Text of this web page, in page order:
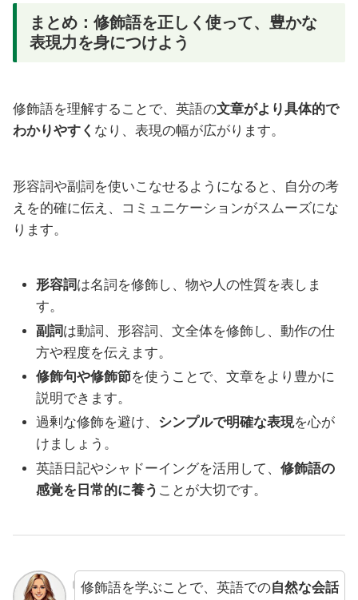
まとめ：修飾語を正しく使って、豊かな
表現力を身につけよう
修飾語を理解することで、英語の文章がより具体的で
わかりやすく なり、表現の幅が広がります。
形容詞や副詞を使いこなせるようになると、自分の考
えを的確に伝え、コミュニケーションがスムーズにな
ります。
形容詞は名詞を修飾し、物や人の性質を表しま
す。
副詞は動詞、形容詞、文全体を修飾し、動作の仕
方や程度を伝えます。
修飾句や修飾節を使うことで、文章をより豊かに
説明できます。
過剰な修飾を避け、 シンプルで明確な表現を心が
けましょう。
英語日記やシャドーイングを活用して、修飾語の
感覚を日常的に養う ことが大切です。
修飾語を学ぶことで、英語での自然な会話